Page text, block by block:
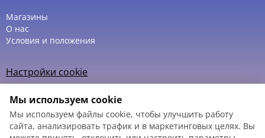
Магазины
О нас
Условия и положения
Настройки cookie
Мы используем cookie
Мы используем файлы cookie, чтобы улучшить работу
сайта, анализировать трафик и в маркетинговых целях. Вы